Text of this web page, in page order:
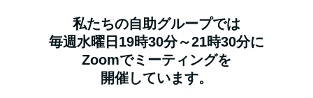
私たちの自助グループでは
毎週水曜日19時30分～21時30分に
Zoomでミーティングを
開催しています。